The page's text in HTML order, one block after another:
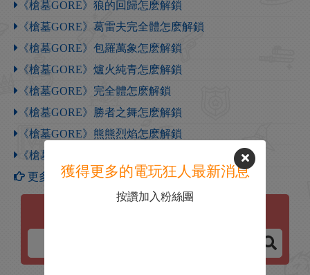
《槍墓GORE》狼的回歸怎麽解鎖
《槍墓GORE》葛雷夫完全體怎麽解鎖
《槍墓GORE》包羅萬象怎麽解鎖
《槍墓GORE》爐火純青怎麽解鎖
《槍墓GORE》完全體怎麽解鎖
《槍墓GORE》勝者之舞怎麽解鎖
《槍墓GORE》熊熊烈焰怎麽解鎖
《槍墓GORE》狂暴怒火怎麽解鎖
更多【槍墓GORE】攻略
獲得更多的電玩狂人最新消息
按讚加入粉絲團